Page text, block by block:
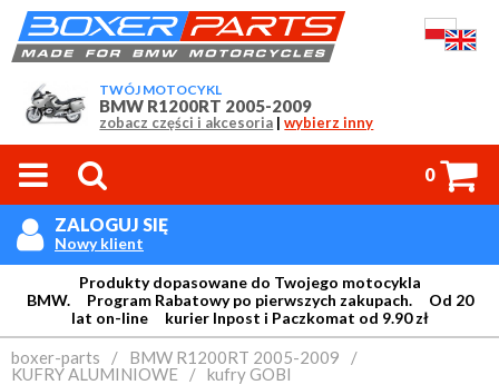
TWÓJ MOTOCYKL
BMW R1200RT 2005-2009
zobacz części i akcesoria |wybierz inny
  
0
 ZALOGUJ SIĘ
Nowy klient
Login:
Produkty dopasowane do Twojego motocykla
BMW. Program Rabatowy po pierwszych zakupach. Od 20
lat on-line kurier Inpost i Paczkomat od 9.90 zł
boxer-parts / BMW R1200RT 2005-2009
/
KUFRY ALUMINIOWE
/ kufry GOBI